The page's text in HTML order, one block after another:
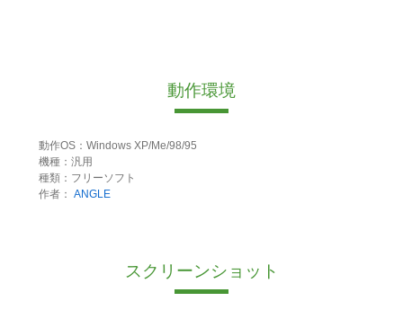
動作環境
動作OS：Windows XP/Me/98/95
機種：汎用
種類：フリーソフト
作者： ANGLE
スクリーンショット